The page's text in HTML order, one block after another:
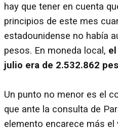
hay que tener en cuenta
principios de este mes
estadounidense no había
pesos. En moneda local,
julio era de 2.532.862
Un punto no menor es el
que ante la consulta de
elemento encarece más